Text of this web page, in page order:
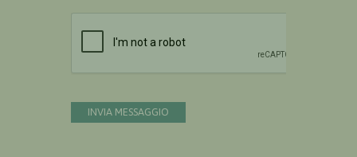
INVIA MESSAGGIO